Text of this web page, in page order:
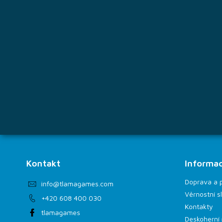
Kontakt
info@tlamagames.com
+420 608 400 030
tlamagames
Doprava a
Věrnostní
Kontakty